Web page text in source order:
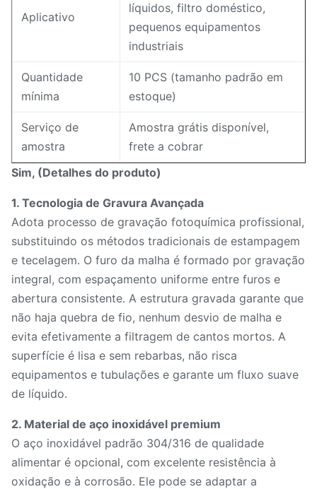
Aplicativo
líquidos, filtro doméstico,
pequenos equipamentos
industriais
Quantidade
mínima
10 PCS (tamanho padrão em
estoque)
Serviço de
amostra
Amostra grátis disponível,
frete a cobrar
Sim, (Detalhes do produto)
1. Tecnologia de Gravura Avançada
Adota processo de gravação fotoquímica profissional,
substituindo os métodos tradicionais de estampagem
e tecelagem. O furo da malha é formado por gravação
integral, com espaçamento uniforme entre furos e
abertura consistente. A estrutura gravada garante que
não haja quebra de fio, nenhum desvio de malha e
evita efetivamente a filtragem de cantos mortos. A
superfície é lisa e sem rebarbas, não risca
equipamentos e tubulações e garante um fluxo suave
de líquido.
2. Material de aço inoxidável premium
O aço inoxidável padrão 304/316 de qualidade
alimentar é opcional, com excelente resistência à
oxidação e à corrosão. Ele pode se adaptar a